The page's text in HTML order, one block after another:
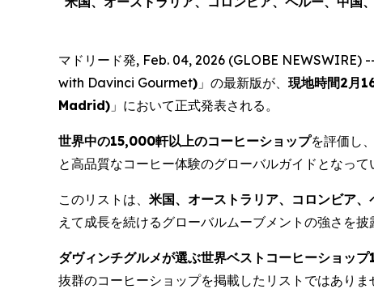
マドリード発, Feb. 04, 2026 (GLOBE NEWSWIRE)
with Davinci Gourmet) 」の最新版が、 現地時間2月
Madrid) 」において正式発表される。
世界中の15,000軒以上のコーヒーショップを評価し、
と高品質なコーヒー体験のグローバルガイドとなって
このリストは、 米国、オーストラリア、コロンビア
えて成長を続けるグローバルムーブメントの強さを披
ダヴィンチグルメが選ぶ世界ベストコーヒーショップ
抜群のコーヒーショップを掲載したリストではあり